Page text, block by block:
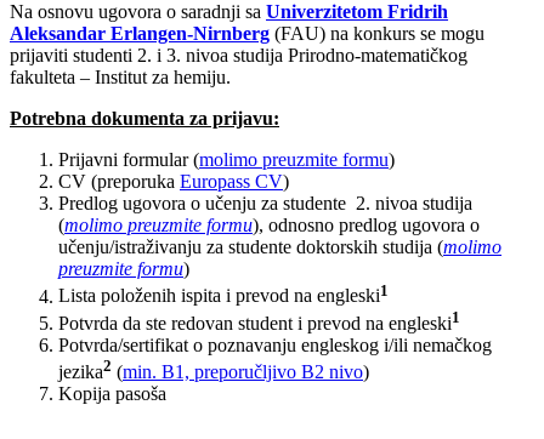
Na osnovu ugovora o saradnji sa Univerzitetom Fridrih
Aleksandar Erlangen-Nirnberg (FAU) na konkurs se mogu
prijaviti studenti 2. i 3. nivoa studija Prirodno-matematičkog
fakulteta – Institut za hemiju.
Potrebna dokumenta za prijavu:
Prijavni formular (molimo preuzmite formu)
CV (preporuka Europass CV)
Predlog ugovora o učenju za studente 2. nivoa studija
(molimo preuzmite formu), odnosno predlog ugovora o
učenju/istraživanju za studente doktorskih studija (molimo
preuzmite formu)
Lista položenih ispita i prevod na engleski1
Potvrda da ste redovan student i prevod na engleski1
Potvrda/sertifikat o poznavanju engleskog i/ili nemačkog
jezika2 (min. B1, preporučljivo B2 nivo)
Kopija pasoša